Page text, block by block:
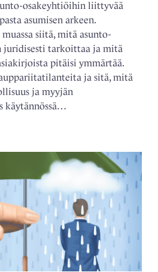
osakeyhtiöihin liittyvää
asumisen arkeen.
siitä, mitä asunto-
juridisesti tarkoittaa ja mitä
pitäisi ymmärtää.
ja sitä, mitä
ja myyjän
käytännössä…